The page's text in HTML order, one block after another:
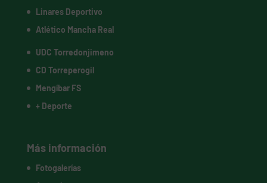
Linares Deportivo
Atlético Mancha Real
UDC Torredonjimeno
CD Torreperogil
Mengíbar FS
+ Deporte
Más información
Fotogalerías